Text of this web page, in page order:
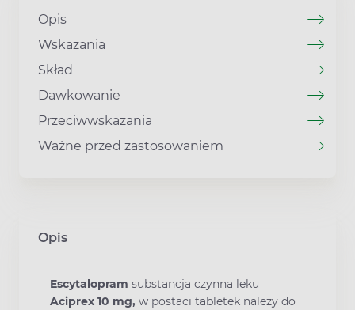
Opis
Wskazania
Skład
Dawkowanie
Przeciwwskazania
Ważne przed zastosowaniem
Opis
Escytalopram substancja czynna leku
Aciprex 10 mg, w postaci tabletek należy do